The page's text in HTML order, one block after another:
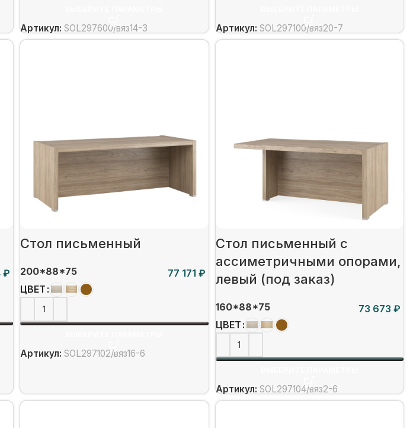
Артикул:SOL297600/вяз14-3 Артикул: SOL297100/вяз20-7
₽
Стол письменный
200*88*75
₽
ЦВЕТ
Артикул:SOL297102/вяз16-6
Стол письменный c
ассиметричными опорами,
левый (под заказ)
160*88*75
₽
ЦВЕТ
Артикул: SOL297104/вяз2-6